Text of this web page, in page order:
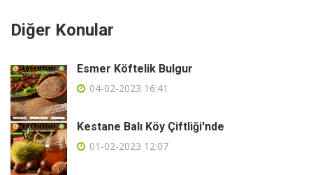
Diğer Konular
Esmer Köftelik Bulgur
04-02-2023 16:41
Kestane Balı Köy Çiftliği'nde
01-02-2023 12:07